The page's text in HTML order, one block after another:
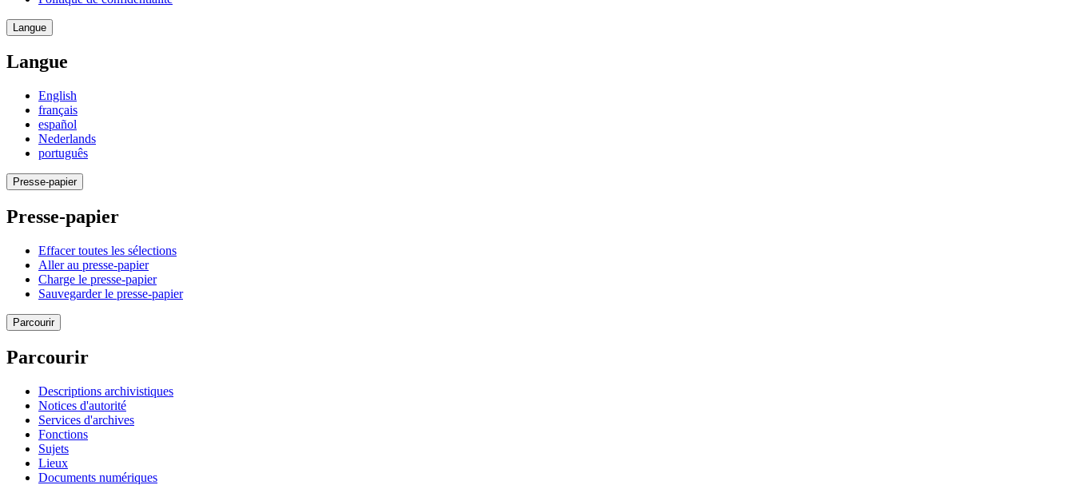
Langue
Langue
English
français
español
Nederlands
português
Presse-papier
Presse-papier
Effacer toutes les sélections
Aller au presse-papier
Charge le presse-papier
Sauvegarder le presse-papier
Parcourir
Parcourir
Descriptions archivistiques
Notices d'autorité
Services d'archives
Fonctions
Sujets
Lieux
Documents numériques